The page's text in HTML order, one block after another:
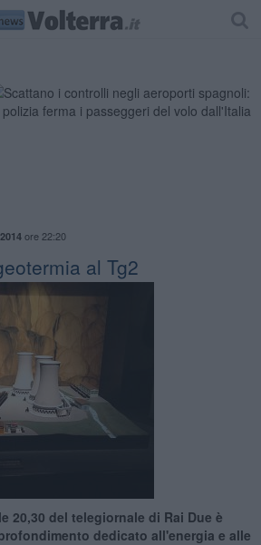
ore 22:20
al Tg2
20,30 del telegiornale di Rai Due è
dedicato all'energia e alle